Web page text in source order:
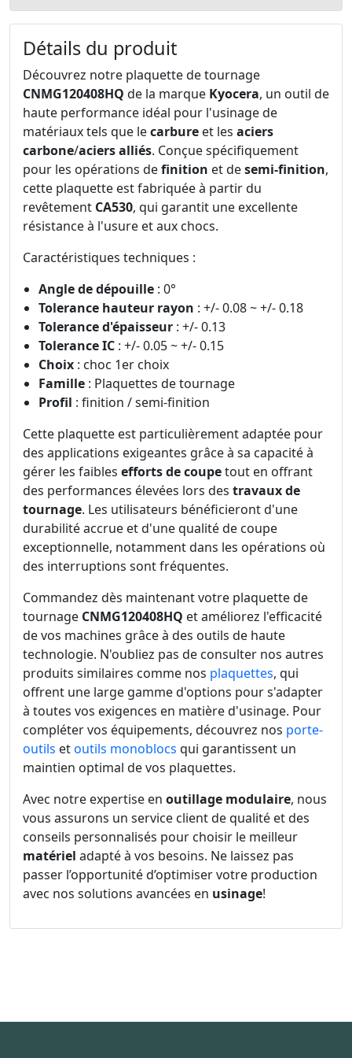
Détails du produit
Découvrez notre plaquette de tournage
CNMG120408HQ de la marque Kyocera, un outil de
haute performance idéal pour l'usinage de
matériaux tels que lecarbure et les aciers
carbone/aciers alliés. Conçue spécifiquement
pour les opérations definition et desemi-finition,
cette plaquette est fabriquée à partir du
revêtement CA530, qui garantit une excellente
résistance à l'usure et aux chocs.
Caractéristiques techniques :
Angle de dépouille : 0°
Tolerance hauteur rayon : +/- 0.08 ~ +/- 0.18
Tolerance d'épaisseur : +/- 0.13
Tolerance IC : +/- 0.05 ~ +/- 0.15
Choix : choc 1er choix
Famille : Plaquettes de tournage
Profil : finition / semi-finition
Cette plaquette est particulièrement adaptée pour
des applications exigeantes grâce à sa capacité à
gérer les faibles efforts de coupetout en offrant
des performances élevées lors des travaux de
tournage. Les utilisateurs bénéficieront d'une
durabilité accrue et d'une qualité de coupe
exceptionnelle, notamment dans les opérations où
des interruptions sont fréquentes.
Commandez dès maintenant votre plaquette de
tournage CNMG120408HQ et améliorez l'efficacité
de vos machines grâce à des outils de haute
technologie. N'oubliez pas de consulter nos autres
produits similaires comme nos plaquettes, qui
offrent une large gamme d'options pour s'adapter
à toutes vos exigences en matière d'usinage. Pour
compléter vos équipements, découvrez nos porte-
outils etoutils monoblocs qui garantissent un
maintien optimal de vos plaquettes.
Avec notre expertise en outillage modulaire, nous
vous assurons un service client de qualité et des
conseils personnalisés pour choisir le meilleur
matériel adapté à vos besoins. Ne laissez pas
passer l’opportunité d’optimiser votre production
avec nos solutions avancées en usinage!